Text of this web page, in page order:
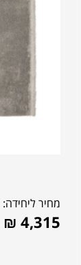
מחיר ליחידה:
₪ 4,315